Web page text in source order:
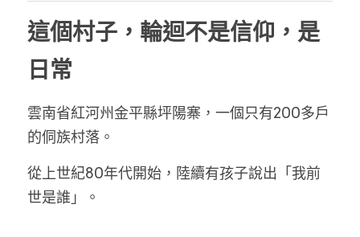
頌缽及量子觸療
塔羅示現
預約各項服務
前世今生工作坊
元辰宮工作坊
解夢與清醒夢工作坊
工作坊報名
NGH催眠師證照班
真知催眠(TKH)
催眠師進修班
證照班報名
免費講座
認識催眠
一個小時理解催眠
各式文章
好評回饋
官方LINE
這個村子，輪迴不是信仰，是
日常
雲南省紅河州金平縣坪陽寨，一個只有200多戶
的侗族村落。
從上世紀80年代開始，陸續有孩子說出「我前
世是誰」。